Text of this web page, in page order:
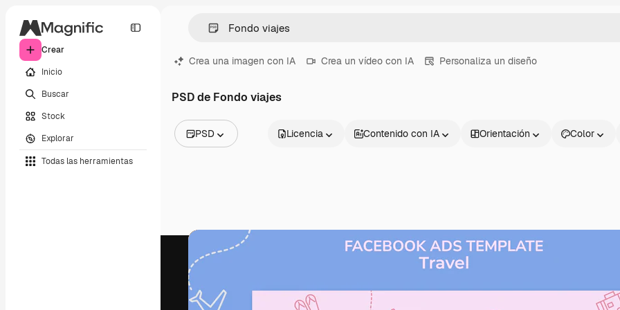
Crear
Inicio
Buscar
Stock
Explorar
Todas las herramientas
Crea una imagen con IA Crea un vídeo con IA Personaliza un diseño
PSD de Fondo viajes
PSD
Vídeos
Clips de vídeo
Motion graphics
Plantillas de vídeos
Iconos
Modelos 3D
Fuentes
Licencia Contenido con IA Orientación Color
Información